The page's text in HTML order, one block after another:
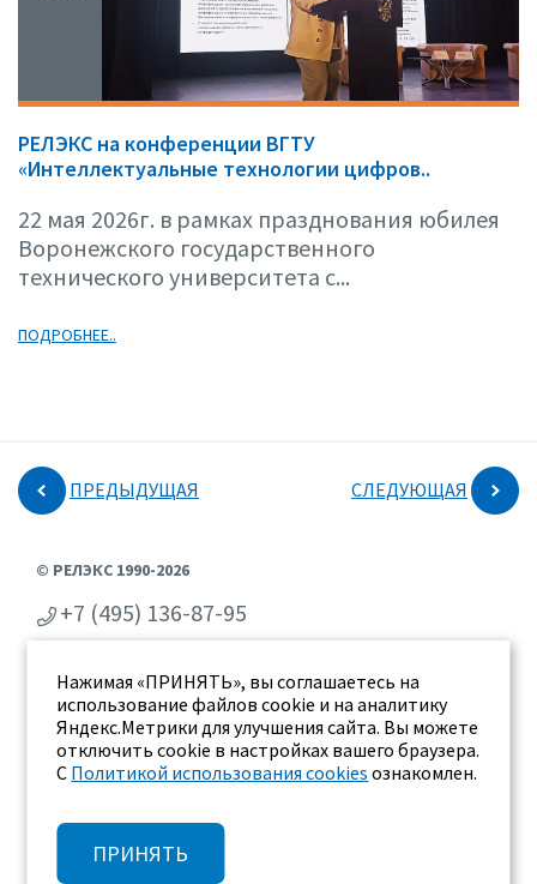
РЕЛЭКС на конференции ВГТУ
«Интеллектуальные технологии цифров..
22 мая 2026г. в рамках празднования юбилея
Воронежского государственного
технического университета с...
ПОДРОБНЕЕ..
ПРЕДЫДУЩАЯ СЛЕДУЮЩАЯ
Нажимая «ПРИНЯТЬ», вы соглашаетесь на
использование файлов cookie и на аналитику
Яндекс.Метрики для улучшения сайта. Вы можете
отключить cookie в настройках вашего браузера.
С Политикой использования cookies ознакомлен.
ПРИНЯТЬ
© РЕЛЭКС 1990-2026
+7 (495) 136-87-95
г. Воронеж, ул. Бахметьева 2Б